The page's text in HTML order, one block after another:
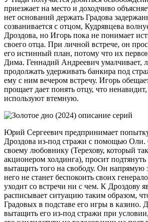
приезжает на место и доходчиво
нет оснований держать Градова
созванивается с отцом, Кудрявцева
Дроздова, но Игорь пока не понимает
своего отца. При личной встрече, он
его истинный план, потому что их
Дима. Геннадий Андреевич умалчивает,
продолжать удерживать банкира под
ему с ним вечером встречу. Игорь
прощает дает понять отцу, что ненавидит,
используют втемную.
Юрий Сергеевич предпринимает
Дроздова из-под стражи с помощью Оли.
своему любовнику (Терехову, который
акционером холдинга), просит
вытащить того на свободу. Он напрямую
него не станет беспокоить своих
уходит со встречи ни с чем. К Дроздову
расписывает ситуацию таким образом,
Градовых в подставе его игры в казино.
вытащить его из-под стражи при